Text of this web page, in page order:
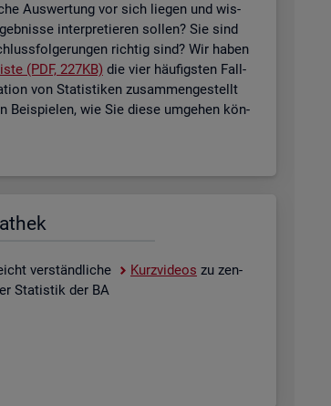
Aus­wer­tung vor sich lie­gen und wis­
in­ter­pre­tie­ren sol­len? Sie sind
rich­tig sind? Wir haben
(PDF, 227KB) die vier häu­figs­ten Fall­
von Sta­tis­ti­ken zu­sam­men­ge­stellt
Bei­spie­len, wie Sie diese um­ge­hen kön­
ver­ständ­li­che Kurz­vi­de­os zu zen­
Sta­tis­tik der BA